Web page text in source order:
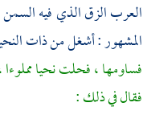
العرب الزق الذي فيه
المشهور : أشغل منذات
فساومها ، فحلت نحيا
فقال في ذلك :